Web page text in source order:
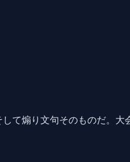
て煽り文句そのものだ。